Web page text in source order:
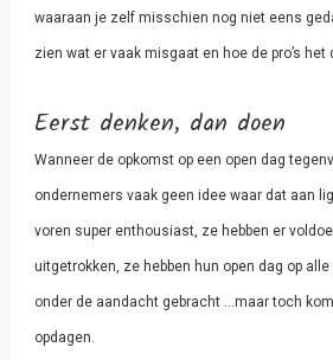
waaraan je zelf misschien nog niet eens
zien wat er vaak misgaat en hoe de pro’s het
Eerst denken, dan doen
Wanneer de opkomst op een open dag
ondernemers vaak geen idee waar dat aan
voren super enthousiast, ze hebben er
uitgetrokken, ze hebben hun open dag op
onder de aandacht gebracht …maar toch
opdagen.